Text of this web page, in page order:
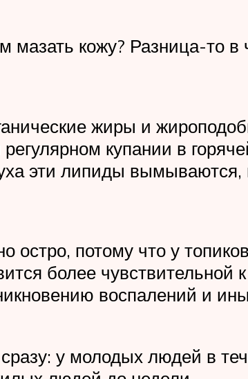
кожу? Разница-то в
жиры и
купании в
эти липиды вымываются,
потому что у
более чувствительной к
воспалений и
у молодых людей в